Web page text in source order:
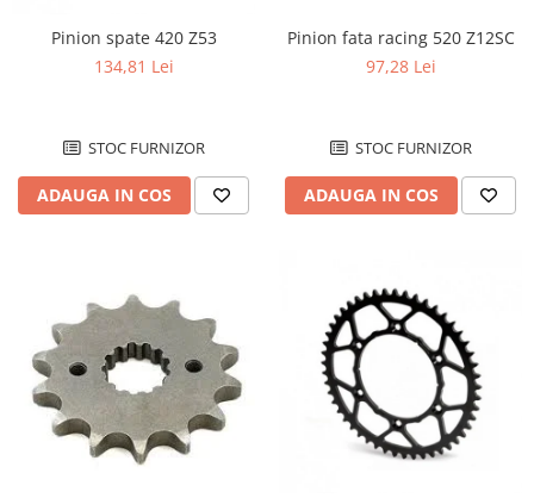
Pinion spate 420 Z53
134,81 Lei
STOC FURNIZOR
ADAUGA IN COS
Pinion fata racing 520 Z12SC
97,28 Lei
STOC FURNIZOR
ADAUGA IN COS